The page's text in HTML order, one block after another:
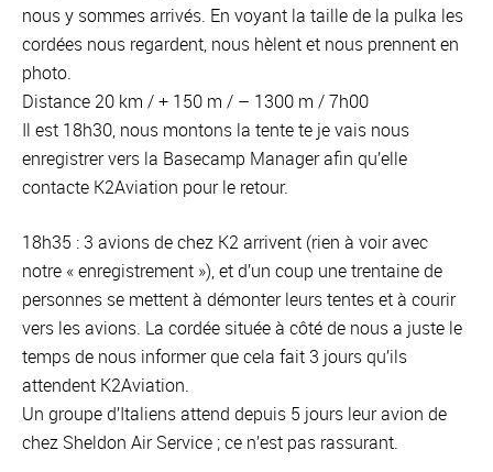
nous y sommes arrivés. En voyant la taille de la pulka les
cordées nous regardent, nous hèlent et nous prennent en
photo.
Distance 20 km / + 150 m / – 1300 m / 7h00
Il est 18h30, nous montons la tente te je vais nous
enregistrer vers la Basecamp Manager afin qu’elle
contacte K2Aviation pour le retour.
18h35 : 3 avions de chez K2 arrivent (rien à voir avec
notre « enregistrement »), et d’un coup une trentaine de
personnes se mettent à démonter leurs tentes et à courir
vers les avions. La cordée située à côté de nous a juste le
temps de nous informer que cela fait 3 jours qu’ils
attendent K2Aviation.
Un groupe d’Italiens attend depuis 5 jours leur avion de
chez Sheldon Air Service ; ce n’est pas rassurant.